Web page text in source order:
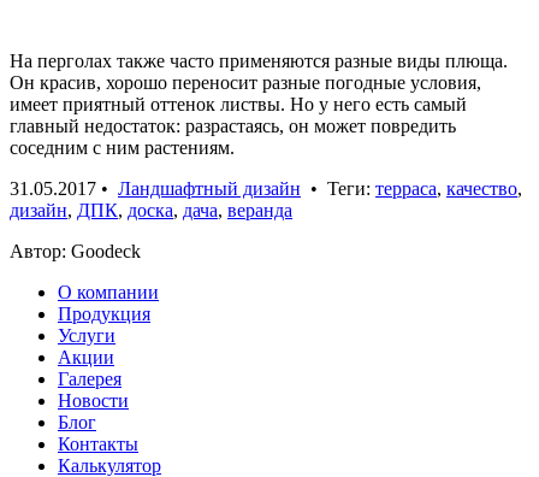
На перголах также часто применяются разные виды плюща.
Он красив, хорошо переносит разные погодные условия,
имеет приятный оттенок листвы. Но у него есть самый
главный недостаток: разрастаясь, он может повредить
соседним с ним растениям.
31.05.2017 • Ландшафтный дизайн • Теги: терраса, качество,
дизайн, ДПК, доска, дача, веранда
Автор: Goodeck
О компании
Продукция
Услуги
Акции
Галерея
Новости
Блог
Контакты
Калькулятор